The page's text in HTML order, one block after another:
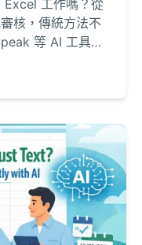
Excel 工作嗎？從
核，傳統方法不
等 AI 工具，